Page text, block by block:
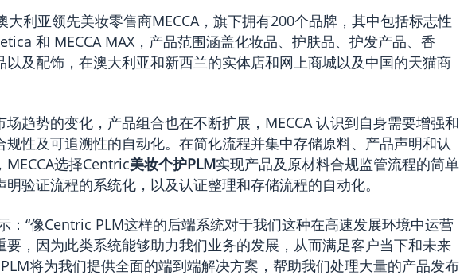
大利亚领先美妆零售商MECCA，旗下拥有200个品牌，其中包括标志性
和 MECCA MAX，产品范围涵盖化妆品、护肤品、护发产品、香
以及配饰，在澳大利亚和新西兰的实体店和网上商城以及中国的天猫商
场趋势的变化，产品组合也在不断扩展，MECCA 认识到自身需要增强和
规性及可追溯性的自动化。在简化流程并集中存储原料、产品声明和认
选择Centric美妆个护PLM实现产品及原材料合规监管流程的简单
验证流程的系统化，以及认证整理和存储流程的自动化。
：“像Centric PLM这样的后端系统对于我们这种在高速发展环境中运营
要，因为此类系统能够助力我们业务的发展，从而满足客户当下和未来
将为我们提供全面的端到端解决方案，帮助我们处理大量的产品发布